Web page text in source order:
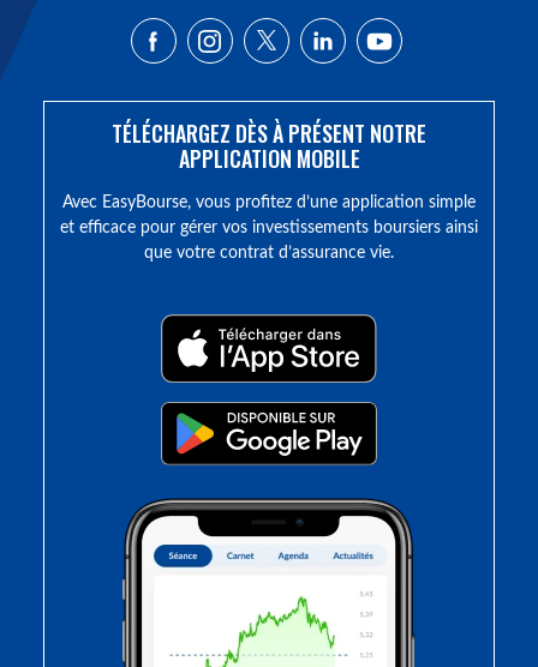
TÉLÉCHARGEZ DÈS À PRÉSENT NOTRE
APPLICATION MOBILE
Avec EasyBourse, vous profitez d’une application simple
et efficace pour gérer vos investissements boursiers ainsi
que votre contrat d’assurance vie.